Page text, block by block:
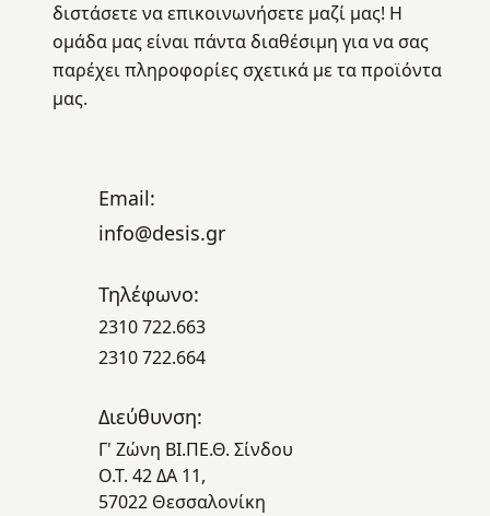
διστάσετε να επικοινωνήσετε μαζί μας! Η
ομάδα μας είναι πάντα διαθέσιμη για να σας
παρέχει πληροφορίες σχετικά με τα προϊόντα
μας.
Email:
info@desis.gr
Τηλέφωνο:
2310 722.663
2310 722.664
Διεύθυνση:
Γ' Ζώνη ΒΙ.ΠΕ.Θ. Σίνδου
Ο.Τ. 42 ΔΑ 11,
57022 Θεσσαλονίκη